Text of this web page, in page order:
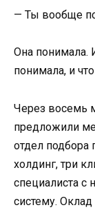
— Ты вообще
Она понимала.
понимала, и
Через восемь
предложили
отдел
холдинг, три
специалиста с
систему.